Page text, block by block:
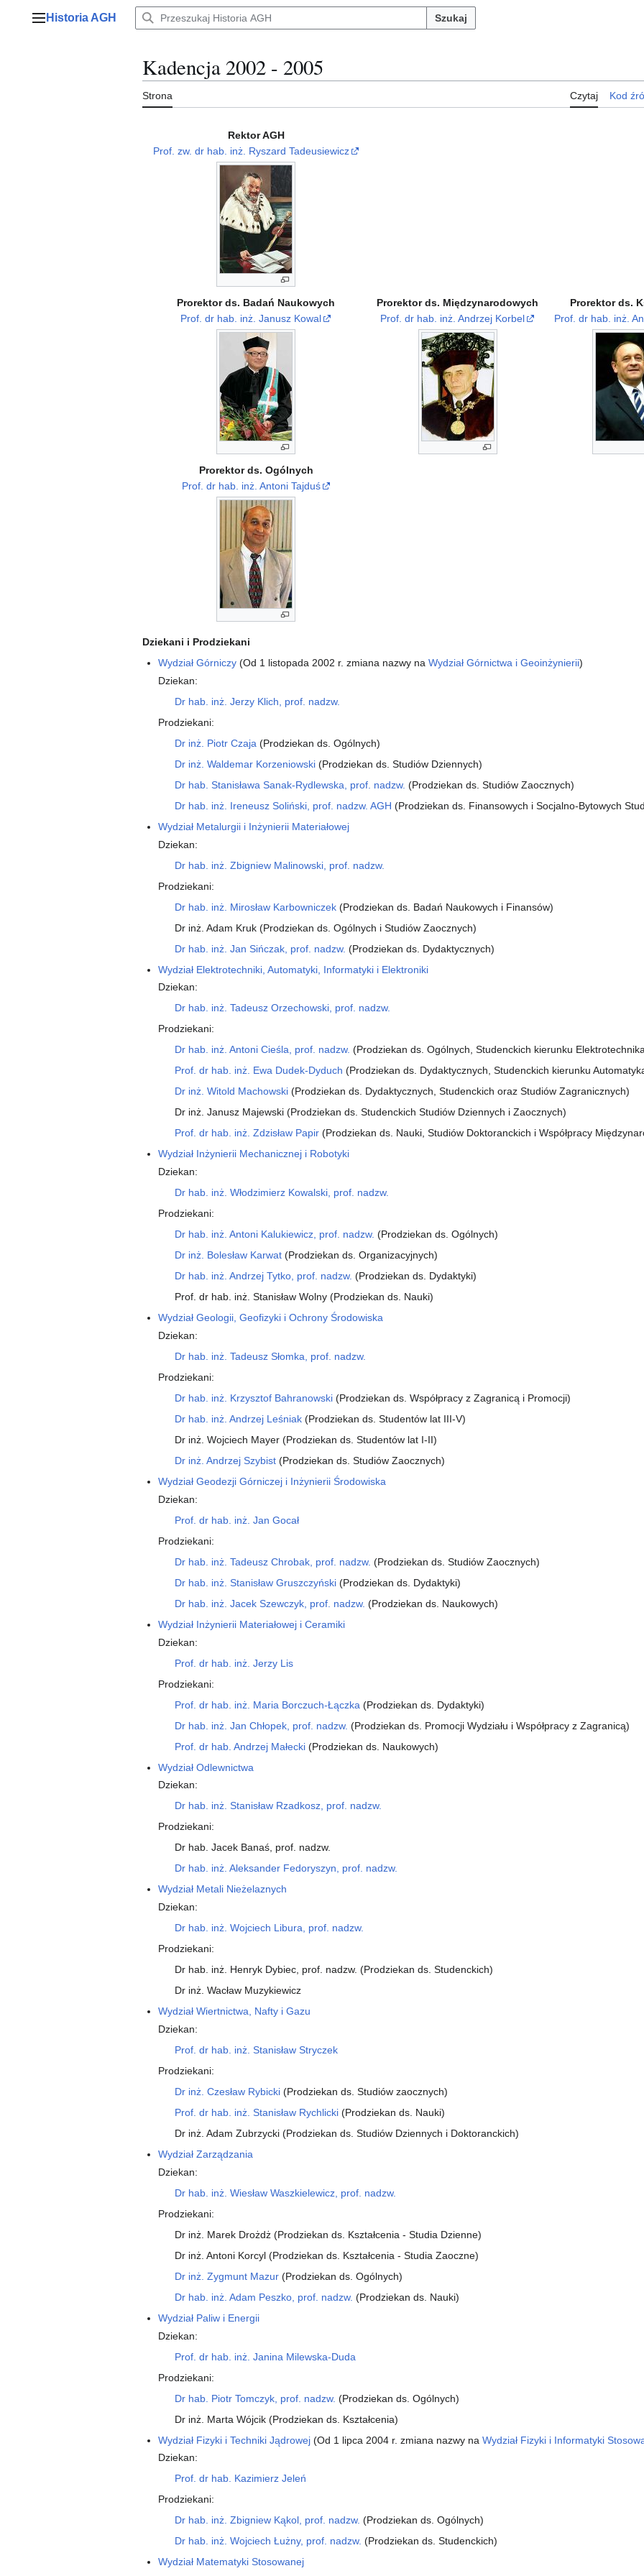
Menu główne
Historia AGH Szukaj
Kadencja 2002 - 2005
Strona Czytaj Kod
Rektor AGH
Prof. zw. dr hab. inż. Ryszard Tadeusiewicz
Prorektor ds. Badań Naukowych
Prof. dr hab. inż. Janusz Kowal
Prorektor ds. Międzynarodowych
Prof. dr hab. inż. Andrzej Korbel
Prorektor ds.
Prof. dr hab. inż.
Prorektor ds. Ogólnych
Prof. dr hab. inż. Antoni Tajduś
Dziekani i Prodziekani
Wydział Górniczy (Od 1 listopada 2002 r. zmiana nazwy naWydział Górnictwa i Geoinżynierii)
Dziekan:
Dr hab. inż. Jerzy Klich, prof. nadzw.
Prodziekani:
Dr inż. Piotr Czaja (Prodziekan ds. Ogólnych)
Dr inż. Waldemar Korzeniowski(Prodziekan ds. Studiów Dziennych)
Dr hab. Stanisława Sanak-Rydlewska, prof. nadzw. (Prodziekan ds. Studiów Zaocznych)
Dr hab. inż. Ireneusz Soliński, prof. nadzw. AGH (Prodziekan ds. Finansowych i Socjalno-Bytowych
Wydział Metalurgii i Inżynierii Materiałowej
Dziekan:
Dr hab. inż. Zbigniew Malinowski, prof. nadzw.
Prodziekani:
Dr hab. inż. Mirosław Karbowniczek(Prodziekan ds. Badań Naukowych i Finansów)
Dr inż. Adam Kruk (Prodziekan ds. Ogólnych i Studiów Zaocznych)
Dr hab. inż. Jan Sińczak, prof. nadzw. (Prodziekan ds. Dydaktycznych)
Wydział Elektrotechniki, Automatyki, Informatyki i Elektroniki
Dziekan:
Dr hab. inż. Tadeusz Orzechowski, prof. nadzw.
Prodziekani:
Dr hab. inż. Antoni Cieśla, prof. nadzw. (Prodziekan ds. Ogólnych, Studenckich kierunku
Prof. dr hab. inż. Ewa Dudek-Dyduch (Prodziekan ds. Dydaktycznych, Studenckich kierunku
Dr inż. Witold Machowski(Prodziekan ds. Dydaktycznych, Studenckich oraz Studiów Zagranicznych)
Dr inż. Janusz Majewski (Prodziekan ds. Studenckich Studiów Dziennych i Zaocznych)
Prof. dr hab. inż. Zdzisław Papir(Prodziekan ds. Nauki, Studiów Doktoranckich i Współpracy
Wydział Inżynierii Mechanicznej i Robotyki
Dziekan:
Dr hab. inż. Włodzimierz Kowalski, prof. nadzw.
Prodziekani:
Dr hab. inż. Antoni Kalukiewicz, prof. nadzw. (Prodziekan ds. Ogólnych)
Dr inż. Bolesław Karwat(Prodziekan ds. Organizacyjnych)
Dr hab. inż. Andrzej Tytko, prof. nadzw. (Prodziekan ds. Dydaktyki)
Prof. dr hab. inż. Stanisław Wolny (Prodziekan ds. Nauki)
Wydział Geologii, Geofizyki i Ochrony Środowiska
Dziekan:
Dr hab. inż. Tadeusz Słomka, prof. nadzw.
Prodziekani:
Dr hab. inż. Krzysztof Bahranowski(Prodziekan ds. Współpracy z Zagranicą i Promocji)
Dr hab. inż. Andrzej Leśniak(Prodziekan ds. Studentów lat III-V)
Dr inż. Wojciech Mayer (Prodziekan ds. Studentów lat I-II)
Dr inż. Andrzej Szybist(Prodziekan ds. Studiów Zaocznych)
Wydział Geodezji Górniczej i Inżynierii Środowiska
Dziekan:
Prof. dr hab. inż. Jan Gocał
Prodziekani:
Dr hab. inż. Tadeusz Chrobak, prof. nadzw. (Prodziekan ds. Studiów Zaocznych)
Dr hab. inż. Stanisław Gruszczyński(Prodziekan ds. Dydaktyki)
Dr hab. inż. Jacek Szewczyk, prof. nadzw. (Prodziekan ds. Naukowych)
Wydział Inżynierii Materiałowej i Ceramiki
Dziekan:
Prof. dr hab. inż. Jerzy Lis
Prodziekani:
Prof. dr hab. inż. Maria Borczuch-Łączka (Prodziekan ds. Dydaktyki)
Dr hab. inż. Jan Chłopek, prof. nadzw. (Prodziekan ds. Promocji Wydziału i Współpracy z Zagranicą)
Prof. dr hab. Andrzej Małecki(Prodziekan ds. Naukowych)
Wydział Odlewnictwa
Dziekan:
Dr hab. inż. Stanisław Rzadkosz, prof. nadzw.
Prodziekani:
Dr hab. Jacek Banaś, prof. nadzw.
Dr hab. inż. Aleksander Fedoryszyn, prof. nadzw.
Wydział Metali Nieżelaznych
Dziekan:
Dr hab. inż. Wojciech Libura, prof. nadzw.
Prodziekani:
Dr hab. inż. Henryk Dybiec, prof. nadzw. (Prodziekan ds. Studenckich)
Dr inż. Wacław Muzykiewicz
Wydział Wiertnictwa, Nafty i Gazu
Dziekan:
Prof. dr hab. inż. Stanisław Stryczek
Prodziekani:
Dr inż. Czesław Rybicki(Prodziekan ds. Studiów zaocznych)
Prof. dr hab. inż. Stanisław Rychlicki(Prodziekan ds. Nauki)
Dr inż. Adam Zubrzycki (Prodziekan ds. Studiów Dziennych i Doktoranckich)
Wydział Zarządzania
Dziekan:
Dr hab. inż. Wiesław Waszkielewicz, prof. nadzw.
Prodziekani:
Dr inż. Marek Drożdż (Prodziekan ds. Kształcenia - Studia Dzienne)
Dr inż. Antoni Korcyl (Prodziekan ds. Kształcenia - Studia Zaoczne)
Dr inż. Zygmunt Mazur(Prodziekan ds. Ogólnych)
Dr hab. inż. Adam Peszko, prof. nadzw. (Prodziekan ds. Nauki)
Wydział Paliw i Energii
Dziekan:
Prof. dr hab. inż. Janina Milewska-Duda
Prodziekani:
Dr hab. Piotr Tomczyk, prof. nadzw. (Prodziekan ds. Ogólnych)
Dr inż. Marta Wójcik (Prodziekan ds. Kształcenia)
Wydział Fizyki i Techniki Jądrowej (Od 1 lipca 2004 r. zmiana nazwy naWydział Fizyki i Informatyki
Dziekan:
Prof. dr hab. Kazimierz Jeleń
Prodziekani:
Dr hab. inż. Zbigniew Kąkol, prof. nadzw. (Prodziekan ds. Ogólnych)
Dr hab. inż. Wojciech Łużny, prof. nadzw. (Prodziekan ds. Studenckich)
Wydział Matematyki Stosowanej